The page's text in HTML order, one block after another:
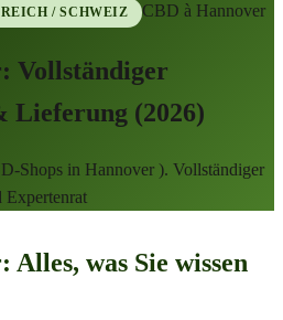
/ SCHWEIZ CBD à Hannover
Vollständiger
Lieferung (2026)
Shops in Hannover ). Vollständiger
Expertenrat
was Sie wissen